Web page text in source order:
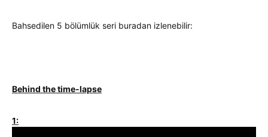
Bahsedilen 5 bölümlük seri buradan izlenebilir:
Behind the time-lapse
1: